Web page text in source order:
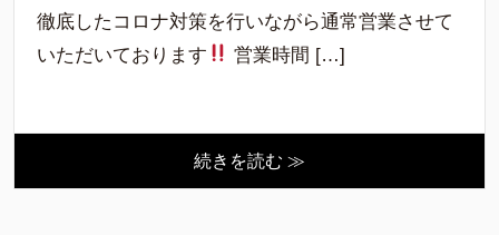
徹底したコロナ対策を行いながら通常営業させて
いただいております
営業時間 […]
続きを読む ≫